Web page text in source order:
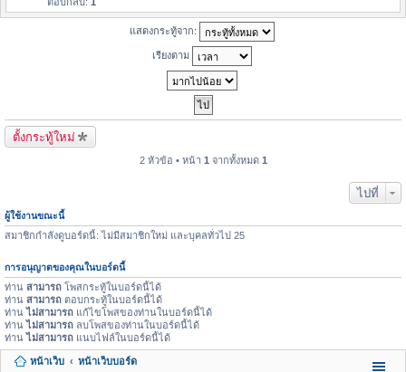
แสดงกระทู้จาก:
เรียงตาม
ตั้งกระทู้ใหม่
2 หัวข้อ • หน้า 1 จากทั้งหมด 1
ไปที่
ผู้ใช้งานขณะนี้
สมาชิกกำลังดูบอร์ดนี้: ไม่มีสมาชิกใหม่ และบุคลทั่วไป 25
การอนุญาตของคุณในบอร์ดนี้
ท่าน สามารถ โพสกระทู้ในบอร์ดนี้ได้
ท่าน สามารถ ตอบกระทู้ในบอร์ดนี้ได้
ท่านไม่สามารถ แก้ไขโพสของท่านในบอร์ดนี้ได้
ท่านไม่สามารถ ลบโพสของท่านในบอร์ดนี้ได้
ท่านไม่สามารถ แนบไฟล์ในบอร์ดนี้ได้
หน้าเว็บ หน้าเว็บบอร์ด